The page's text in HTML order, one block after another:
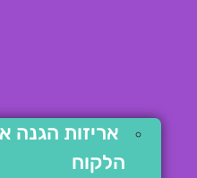
אריזות הגנה
הלקוח